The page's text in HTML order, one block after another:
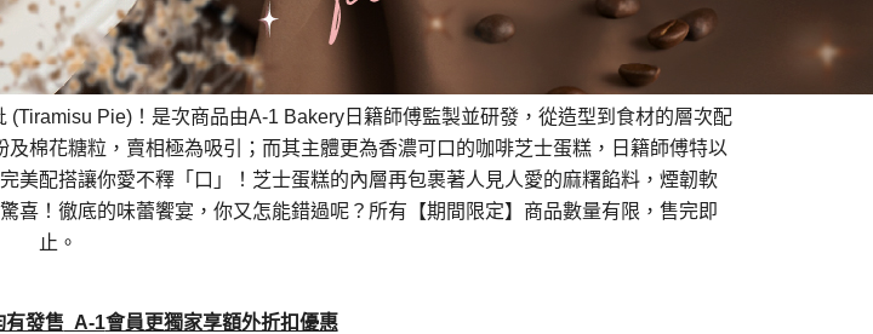
(Tiramisu Pie)！是次商品由A-1 Bakery日籍師傅監製並研發，從造型到食材的層次配
棉花糖粒，賣相極為吸引；而其主體更為香濃可口的咖啡芝士蛋糕， 日 籍師傅特以
美配搭讓你愛不釋「口」！芝士蛋糕的內層再包裹著人見人愛的麻糬餡料，煙韌軟
喜！徹底的味蕾饗宴，你又怎能錯過呢？ 所有【期間限定】商品數量有限，售完即
止。
有發售 A-1會員更獨家享額外折扣優惠